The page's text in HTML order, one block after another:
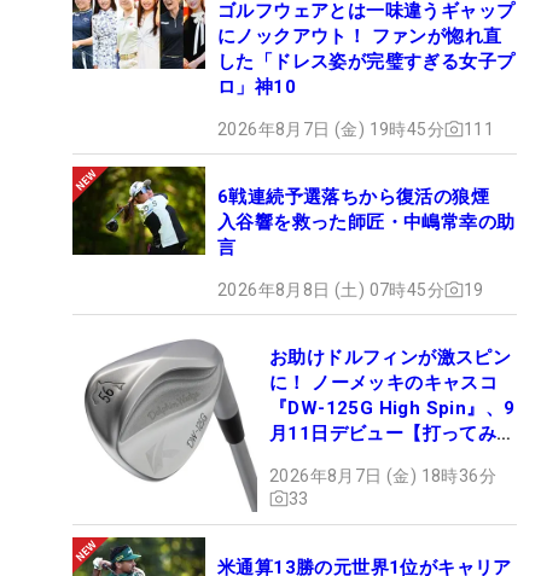
ゴルフウェアとは一味違うギャップ
にノックアウト！ ファンが惚れ直
した「ドレス姿が完璧すぎる女子プ
ロ」神10
2026年8月7日 (金) 19時45分 111
6戦連続予選落ちから復活の狼煙
入谷響を救った師匠・中嶋常幸の助
言
2026年8月8日 (土) 07時45分 19
お助けドルフィンが激スピン
に！ ノーメッキのキャスコ
『DW-125G High Spin』、9
月11日デビュー【打ってみ
2026年8月7日 (金) 18時36分
33
米通算13勝の元世界1位がキャリア